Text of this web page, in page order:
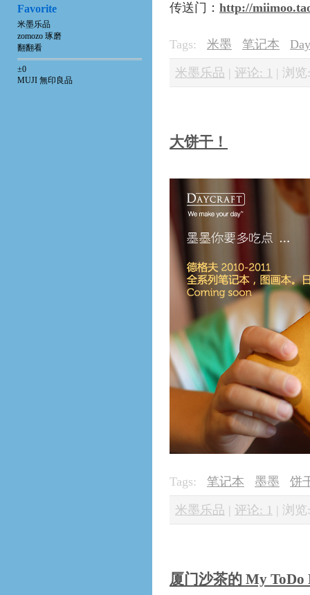
传送门： http://
Tags: 米墨 笔记本
米墨乐品 | 评论: 1 | 浏览
大饼干！
Tags: 笔记本 墨墨 饼
米墨乐品 | 评论: 1 | 浏览
厦门沙茶的 My
Favorite
米墨乐品
zomozo 琢磨
翻翻看
±0
MUJI 無印良品